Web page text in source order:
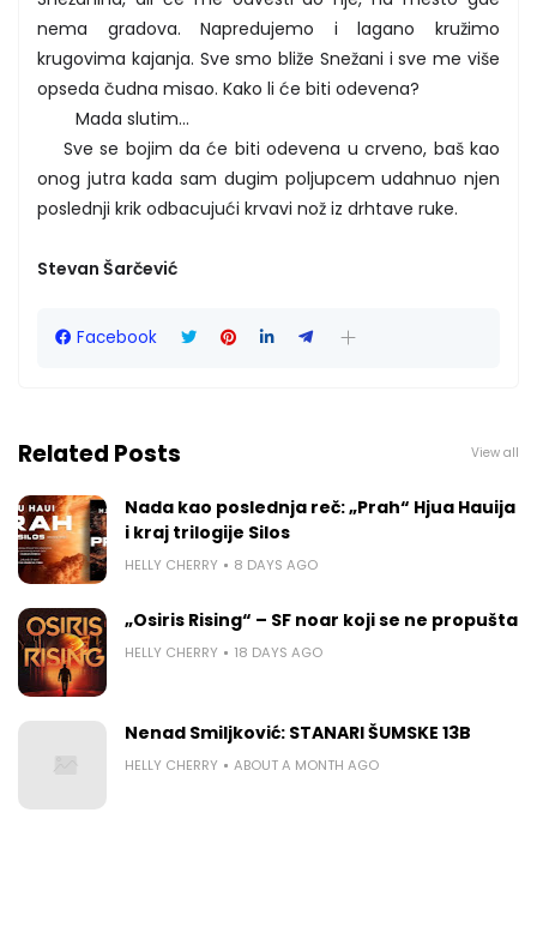
nema gradova. Napredujemo i lagano kružimo
krugovima kajanja. Sve smo bliže Snežani i sve me više
opseda čudna misao. Kako li će biti odevena?
Mada slutim...
Sve se bojim da će biti odevena u crveno, baš kao
onog jutra kada sam dugim poljupcem udahnuo njen
poslednji krik odbacujući krvavi nož iz drhtave ruke.
Stevan Šarčević
Facebook
Related Posts View all
Nada kao poslednja reč: „Prah“ Hjua Hauija
i kraj trilogije Silos
HELLY CHERRY 8 DAYS AGO
„Osiris Rising“ – SF noar koji se ne propušta
HELLY CHERRY 18 DAYS AGO
Nenad Smiljković: STANARI ŠUMSKE 13B
HELLY CHERRY ABOUT A MONTH AGO